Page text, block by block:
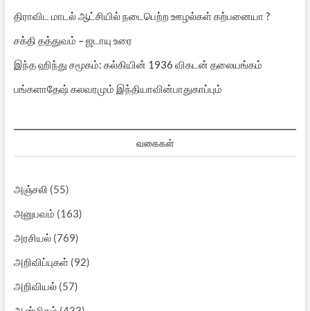
திராவிட மாடல் ஆட்சியில் நடைபெற்ற ஊழல்கள் கற்பனையா ?
சக்தி தத்துவம் – ஜடாயு உரை
இந்த ஹிந்து சமூகம்: கல்கியின் 1936 விகடன் தலையங்கம்
பங்களாதேஷ் கலவரமும் இந்தியாவின்பாதுகாப்பும்
வகைகள்
அஞ்சலி (55)
அனுபவம் (163)
அரசியல்(769)
அறிவிப்புகள்(92)
அறிவியல்(57)